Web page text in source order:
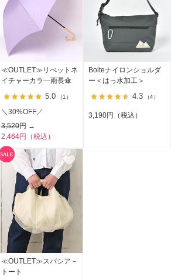
≪OUTLET≫リぺットネ
イチャーカラ―雨長傘
5.0 （1）
＼30%OFF／
3,520円 →
2,464円（税込）
Boiteナイロンショルダ
ー＜はっ水加工＞
4.3 （4）
3,190円（税込）
≪OUTLET≫スバシア－
トート